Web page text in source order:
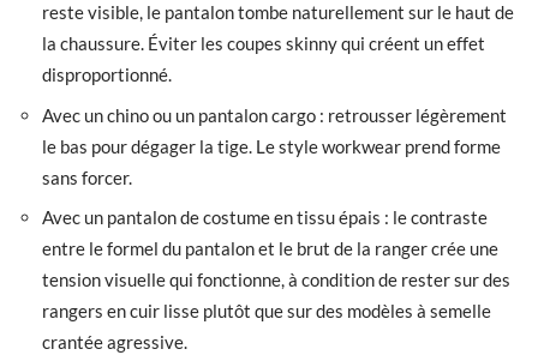
reste visible, le pantalon tombe naturellement sur le haut de
la chaussure. Éviter les coupes skinny qui créent un effet
disproportionné.
Avec un chino ou un pantalon cargo : retrousser légèrement
le bas pour dégager la tige. Le style workwear prend forme
sans forcer.
Avec un pantalon de costume en tissu épais : le contraste
entre le formel du pantalon et le brut de la ranger crée une
tension visuelle qui fonctionne, à condition de rester sur des
rangers en cuir lisse plutôt que sur des modèles à semelle
crantée agressive.